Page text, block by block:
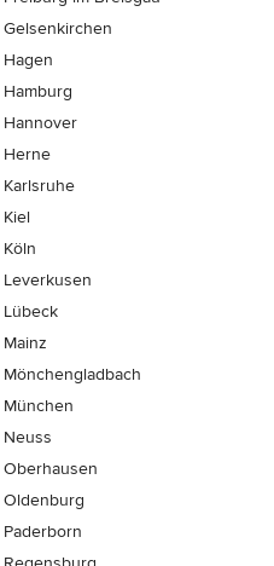
Gelsenkirchen
Hagen
Hamburg
Hannover
Herne
Karlsruhe
Kiel
Köln
Leverkusen
Lübeck
Mainz
Mönchen­gladbach
München
Neuss
Oberhausen
Oldenburg
Paderborn